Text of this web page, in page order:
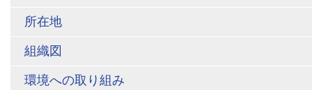
所在地
組織図
環境への取り組み